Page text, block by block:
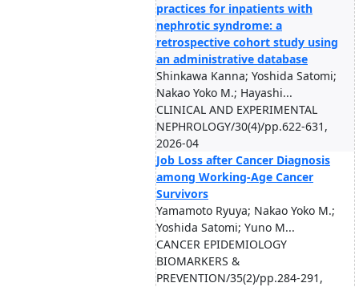
practices for inpatients with
nephrotic syndrome: a
retrospective cohort study using
an administrative database
Shinkawa Kanna; Yoshida Satomi;
Nakao Yoko M.; Hayashi...
CLINICAL AND EXPERIMENTAL
NEPHROLOGY/30(4)/pp.622-631,
2026-04
Job Loss after Cancer Diagnosis
among Working-Age Cancer
Survivors
Yamamoto Ryuya; Nakao Yoko M.;
Yoshida Satomi; Yuno M...
CANCER EPIDEMIOLOGY
BIOMARKERS &
PREVENTION/35(2)/pp.284-291,